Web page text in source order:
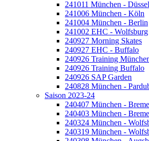
241011 München -
241006 München - Köln
241004 München - Berlin
241002 EHC - Wolfsburg
240927 Morning Skates
240927 EHC - Buffalo
240926 Training
240926 Training Buffalo
240926 SAP Garden
240828 München -
Saison 2023-24
240407 München -
240403 München -
240324 München -
240319 München -